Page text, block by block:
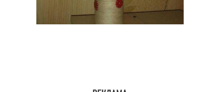
Ваза из стеклянной
бутылки
Вазы из стеклянной
бутылки